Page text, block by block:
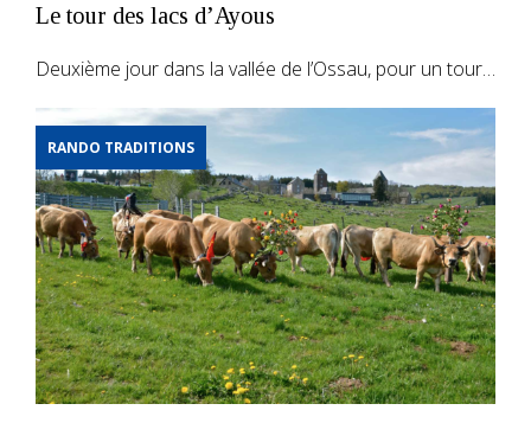
Le tour des lacs d’Ayous
Deuxième jour dans la vallée de l’Ossau, pour un tour…
RANDO TRADITIONS